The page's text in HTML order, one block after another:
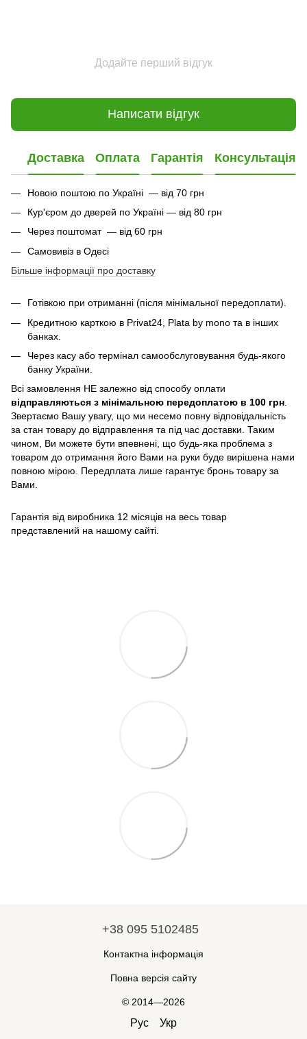
Додайте перший відгук
Написати відгук
Доставка Оплата Гарантія Консультація
Новою поштою по Україні — від 70 грн
Кур'єром до дверей по Україні — від 80 грн
Через поштомат — від 60 грн
Самовивіз в Одесі
Більше інформації про доставку
Готівкою при отриманні (після мінімальної передоплати).
Кредитною карткою в Privat24, Plata by mono та в інших
банках.
Через касу або термінал самообслуговування будь-якого
банку України.
Всі замовлення НЕ залежно від способу оплати
відправляються з мінімальною передоплатою в 100 грн.
Звертаємо Вашу увагу, що ми несемо повну відповідальність
за стан товару до відправлення та під час доставки. Таким
чином, Ви можете бути впевнені, що будь-яка проблема з
товаром до отримання його Вами на руки буде вирішена нами
повною мірою. Передплата лише гарантує бронь товару за
Вами.
Гарантія від виробника 12 місяців на весь товар
представлений на нашому сайті.
+38 095 5102485
Контактна інформація
Повна версія сайту
© 2014—2026
Рус Укр